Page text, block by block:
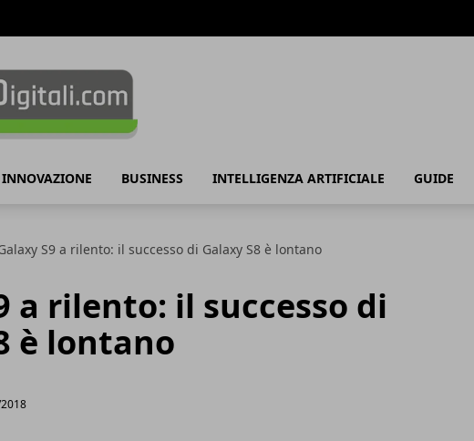
BUSINESS INTELLIGENZA ARTIFICIALE GUIDE
S9 a rilento: il successo di Galaxy S8 è lontano
a rilento: il successo di
è lontano